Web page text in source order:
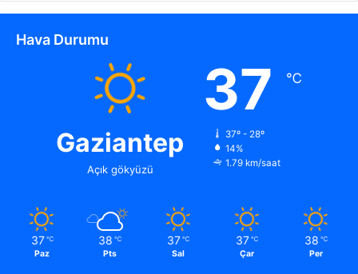
Hava Durumu
Gaziantep
Açık gökyüzü
37 ℃
37º - 28º
14%
1.79 km/saat
37 ℃
Paz
38 ℃
Pts
37 ℃
Sal
37 ℃
Çar
38 ℃
Per